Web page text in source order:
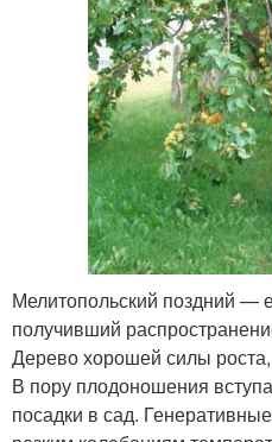
Мелитопольский поздний —
получивший
Дерево хорошей силы
В пору плодоношения
посадки в сад.